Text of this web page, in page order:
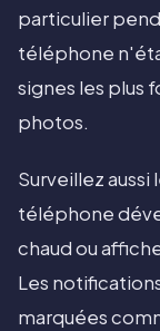
particulier
téléphone
signes les plus
photos.
Surveillez aussi
téléphone
chaud ou
Les
marquées